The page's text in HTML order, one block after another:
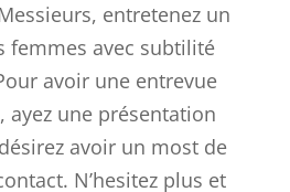
entretenez un
femmes avec subtilité
avoir une entrevue
ayez une présentation
avoir un most de
N’hesitez plus et